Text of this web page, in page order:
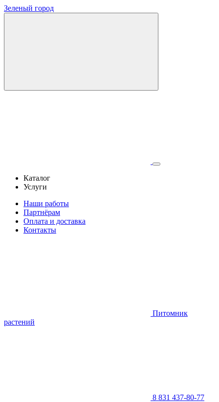
Зеленый город
Каталог
Услуги
Наши работы
Партнёрам
Оплата и доставка
Контакты
Питомник
растений
8 831 437-80-77